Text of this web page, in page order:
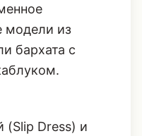
модели из
бархата с
(Slip Dress) и